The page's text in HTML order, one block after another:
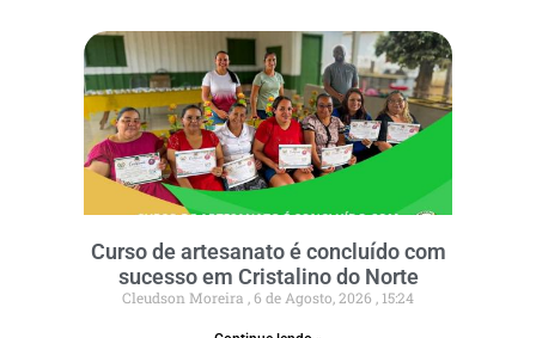
Curso de artesanato é concluído com
sucesso em Cristalino do Norte
Cleudson Moreira 6 de Agosto, 2026 15:24